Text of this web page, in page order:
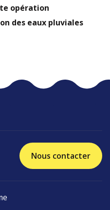
opération
des eaux pluviales
Nous contacter